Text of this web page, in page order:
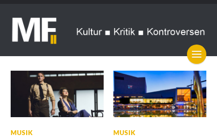
MUSIK MUSIK